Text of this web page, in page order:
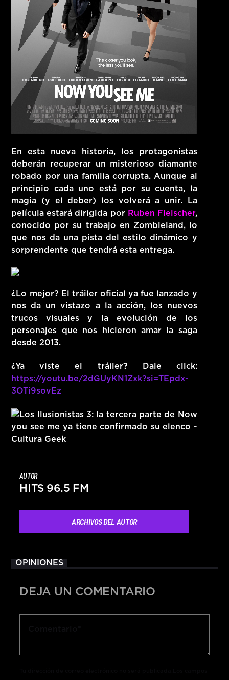
En esta nueva historia, los protagonistas
deberán recuperar un misterioso diamante
robado por una familia corrupta. Aunque al
principio cada uno está por su cuenta, la
magia (y el deber) los volverá a unir. La
película estará dirigida por Ruben Fleischer,
conocido por su trabajo en Zombieland, lo
que nos da una pista del estilo dinámico y
sorprendente que tendrá esta entrega.
¿Lo mejor? El tráiler oficial ya fue lanzado y
nos da un vistazo a la acción, los nuevos
trucos visuales y la evolución de los
personajes que nos hicieron amar la saga
desde 2013.
¿Ya viste el tráiler? Dale click:
https://youtu.be/2dGUyKN1Zxk?si=TEpdx-
3OTi9sovEz
AUTOR
HITS 96.5 FM
ARCHIVOS DEL AUTOR
OPINIONES
DEJA UN COMENTARIO